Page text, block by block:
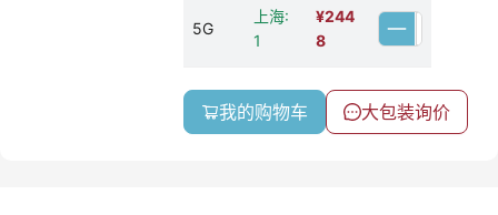
5G
上海:
1
¥244
8
我的购物车 大包装询价